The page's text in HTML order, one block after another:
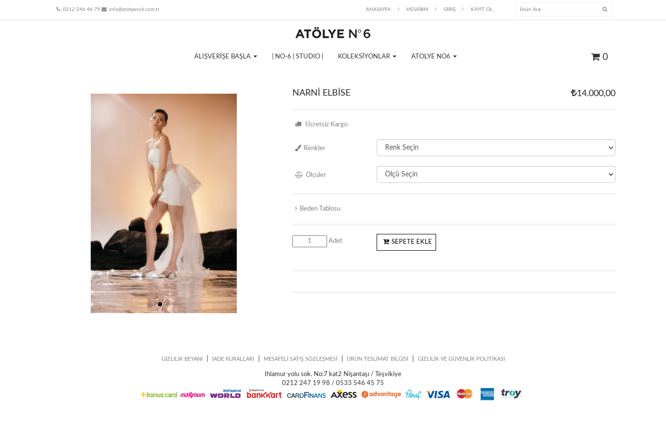
0212 246 46 79 info@atolyeno6.com.tr ANASAYFA / HESABIM / GİRİŞ / KAYIT OL
ALIŞVERİŞE BAŞLA | NO-6 | STUDIO | KOLEKSİYONLAR ATOLYE NO6 0
NARNİ ELBİSE 14.000,00
Ücretsiz Kargo
Renkler
Ölçüler
Beden Tablosu
Adet SEPETE EKLE
GİZLİLİK BEYANI İADE KURALLARI MESAFELİ SATIŞ SÖZLEŞMESİ ÜRÜN TESLİMAT BİLGİSİ GİZLİLİK VE GÜVENLİK POLİTİKASI
Ihlamur yolu sok. No:7 kat2 Nişantaşı / Teşvikiye
0212 247 19 98 / 0533 546 45 75